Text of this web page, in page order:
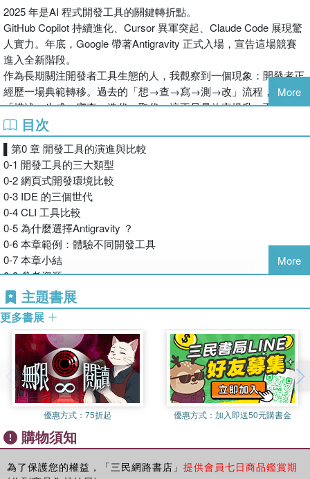
★ 第一本 Google Antigravity 繁體中文完整教學
★ AI 原生開發環境的核心概念與實戰技巧
★ Agent 架構：理解 AI 代理人如何替你寫程式、做決策
★ Editor 進階功能全攻略：Tab 補全、Command 指令、
Review Changes
★ Rules × Workflows：自訂規則與自動化流程
★ Skills 技能擴充系統：為 Agent 安裝新能力，從 SkillHub
市集挖寶
★ Artifacts 產出物完整解說：掌握 Agent 與你非同步溝通的
關鍵橋樑
★ Browser Subagent：讓 AI 操控瀏覽器，自動測試網頁與
擷取資料
★ MCP 工具整合大全：連接資料庫、專案管理、設計工具，
無限延伸 Agent 能力
★ 兩大實戰專案手把手教學：Python 電商後台 + 雲端
Markdown 編輯器
★ 涵蓋 FAQ 與疑難排解，少走彎路、快速上手
AI 寫程式已經不新鮮，但 Google Antigravity 要做的遠不只
是「幫你補全程式碼」。它以 Agent 為核心，建立了一套全新
的開發典範：AI 不再是被動回應的聊天機器人，而是能理解你
的專案脈絡、遵守你定義的程式開發標準、自主規劃並執行多
步驟任務的開發夥伴。它甚至能操控瀏覽器幫你測試網頁、透
過 MCP 協議連接外部工具。開發者的角色正從「程式碼的生
產者」轉變為「AI 的指揮者」。本書從開發工具的演進脈絡切
2025 年是AI 程式開發工具的關鍵轉折點。
GitHub Copilot 持續進化、Cursor 異軍突起、Claude Code 展現驚
人實力。年底，Google 帶著Antigravity 正式入場，宣告這場競賽
進入全新階段。
作為長期關注開發者工具生態的人，我觀察到一個現象：開發者正
經歷一場典範轉移。過去的「想→查→寫→測→改」流程，正被
「描述→生成→審查→迭代」取代。這不只是效率提升，而是工作
模式的重構。
為什麼是Antigravity
Antigravity 的野心不只是「另一個AI 程式碼助手」，而是建立完整
的「AI
原生開發環境」。
它引入Rules 定義專案規範、Workflows 自動化重複流程、Skills
擴充AI 能力邊界。多Agent 架構讓你在同一個Workspace 開啟多
個Conversation，不同Agent 負責不同任務，更貼近真實團隊的運
作方式。
伴。
當然，Antigravity 也不完美――學習曲線陡峭，進階功能文件不夠
重要方向。
這本書要解決什麼問題
Antigravity 的官方文件是英文的，資訊分散各處，入門門檻不低。
我花了不少時間踩坑摸索，決定把經驗整理成書，目標是：讓讀者
這本書不是官方文件的翻譯，而是從實際使用者的角度，分享哪些
More
目次
▌第0 章 開發工具的演進與比較
0-1 開發工具的三大類型
0-2 網頁式開發環境比較
0-3 IDE 的三個世代
0-4 CLI 工具比較
0-5 為什麼選擇Antigravity ？
0-6 本章範例：體驗不同開發工具
0-7 本章小結
0-8 參考資源
▌第1 章 認識Google Antigravity
1-1 什麼是Google Antigravity
1-2 Google Antigravity 的發展背景
1-3 Google Antigravity 的核心功能
1-4 系統需求與支援平台
1-5 安裝Google Antigravity
1-6 使用方案與定價
1-7 An Agent-First Experience
1-8 Built for developers
1-9 本章範例：認識 Antigravity 的核心介面
1-10 本章小結
More
主題書展
更多書展
優惠方式： 75折起 優惠方式： 加入即送50元購書金
購物須知
為了保護您的權益，「三民網路書店」 提供會員七日商品鑑賞期